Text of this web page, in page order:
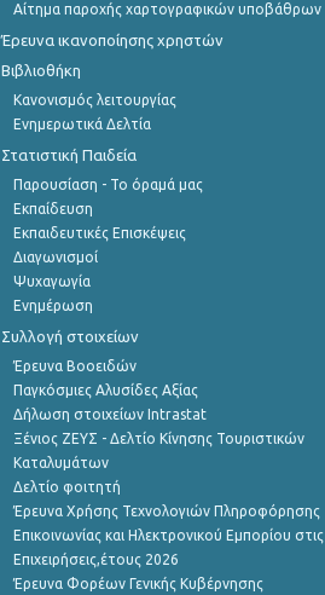
Αίτημα παροχής χαρτογραφικών υποβάθρων
Έρευνα ικανοποίησης χρηστών
Βιβλιοθήκη
Κανονισμός λειτουργίας
Ενημερωτικά Δελτία
Στατιστική Παιδεία
Παρουσίαση - Το όραμά μας
Εκπαίδευση
Εκπαιδευτικές Επισκέψεις
Διαγωνισμοί
Ψυχαγωγία
Ενημέρωση
Συλλογή στοιχείων
Έρευνα Βοοειδών
Παγκόσμιες Αλυσίδες Αξίας
Δήλωση στοιχείων Intrastat
Ξένιος ΖΕΥΣ - Δελτίο Κίνησης Τουριστικών
Καταλυμάτων
Δελτίο φοιτητή
Έρευνα Χρήσης Τεχνολογιών Πληροφόρησης
Επικοινωνίας και Ηλεκτρονικού Εμπορίου στις
Επιχειρήσεις,έτους 2026
Έρευνα Φορέων Γενικής Κυβέρνησης